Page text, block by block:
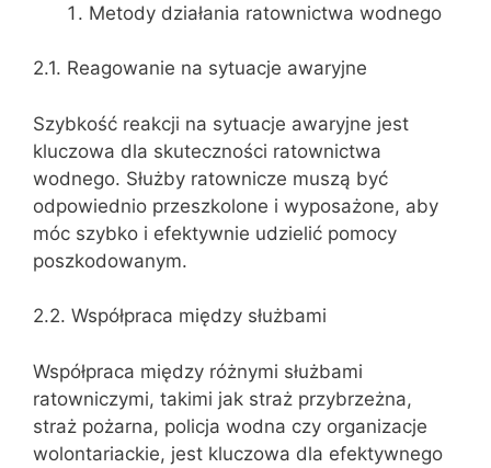
Metody działania ratownictwa wodnego
2.1. Reagowanie na sytuacje awaryjne
Szybkość reakcji na sytuacje awaryjne jest
kluczowa dla skuteczności ratownictwa
wodnego. Służby ratownicze muszą być
odpowiednio przeszkolone i wyposażone, aby
móc szybko i efektywnie udzielić pomocy
poszkodowanym.
2.2. Współpraca między służbami
Współpraca między różnymi służbami
ratowniczymi, takimi jak straż przybrzeżna,
straż pożarna, policja wodna czy organizacje
wolontariackie, jest kluczowa dla efektywnego